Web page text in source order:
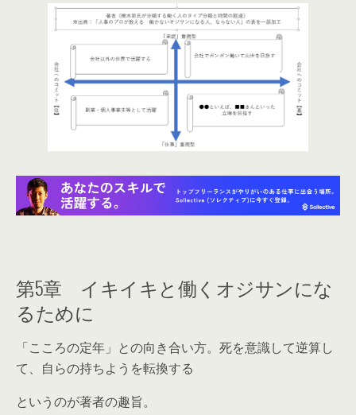
第5章 イキイキと働くオジサンにな
るために
「こころの定年」との向き合い方。死を意識して逆算し
て、自らの持ちようを転換する
というのが著者の趣旨。